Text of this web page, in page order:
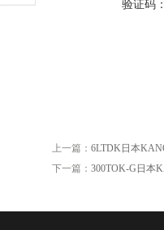
验证码
上一篇： 6LTDK日本
下一篇： 300TOK-G日本